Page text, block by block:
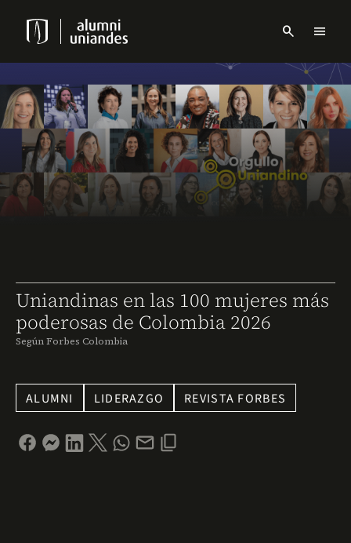
contenido
principal
Navbar
search menu
Uniandinas en las 100 mujeres más
poderosas de Colombia 2026
Según Forbes Colombia
ALUMNI LIDERAZGO REVISTA FORBES